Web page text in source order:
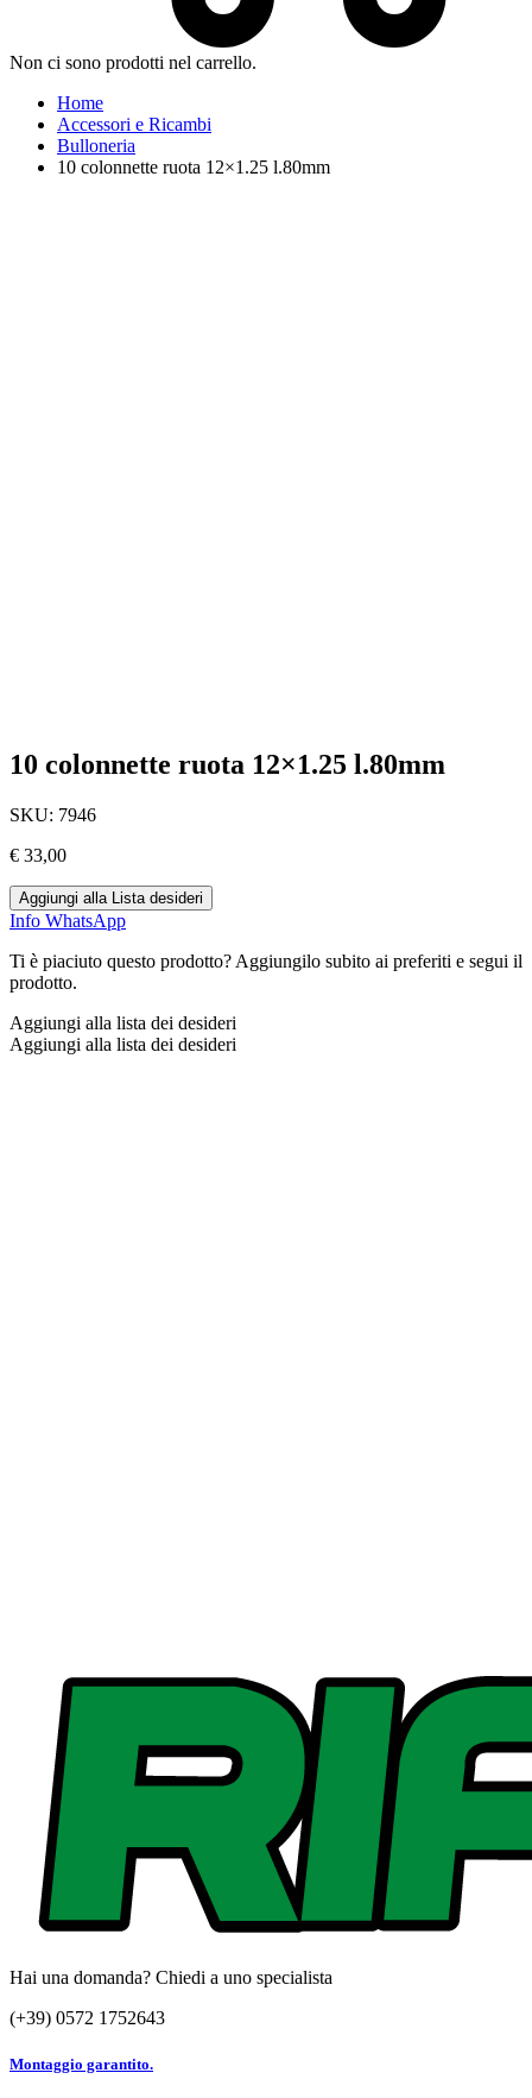
Non ci sono prodotti nel carrello.
Home
Accessori e Ricambi
Bulloneria
10 colonnette ruota 12×1.25 l.80mm
10 colonnette ruota 12×1.25 l.80mm
SKU: 7946
€ 33,00
Aggiungi alla Lista desideri
Info WhatsApp
Ti è piaciuto questo prodotto? Aggiungilo subito ai preferiti e segui il
prodotto.
Aggiungi alla lista dei desideri
Aggiungi alla lista dei desideri
Hai una domanda? Chiedi a uno specialista
(+39) 0572 1752643
Montaggio garantito.